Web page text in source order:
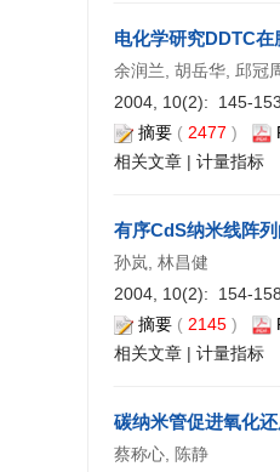
电化学研究DDTC
余润兰, 胡岳华, 邱冠
2004, 10(2): 145-
摘要 ( 2477 )
相关文章 | 计量指标
有序CdS纳米线阵
孙岚, 林昌健
2004, 10(2): 154-
摘要 ( 2145 )
相关文章 | 计量指标
碳纳米管促进氧化
蔡称心, 陈静